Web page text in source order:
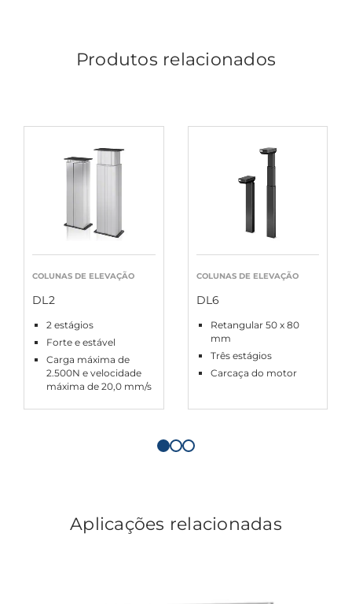
Produtos relacionados
COLUNAS DE ELEVAÇÃO
DL2
2 estágios
Forte e estável
Carga máxima de
2.500N e velocidade
máxima de 20,0 mm/s
COLUNAS DE ELEVAÇÃO
DL6
Retangular 50 x 80
mm
Três estágios
Carcaça do motor
Aplicações relacionadas